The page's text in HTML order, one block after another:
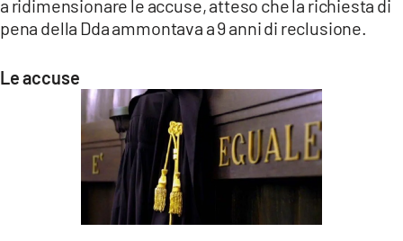
a ridimensionare le accuse, atteso che la richiesta di
pena della Dda ammontava a 9 anni di reclusione.
Le accuse